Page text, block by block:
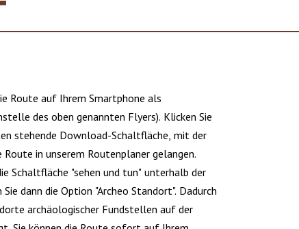
Route auf Ihrem Smartphone als
des oben genannten Flyers). Klicken Sie
stehende Download-Schaltfläche, mit der
Route in unserem Routenplaner gelangen.
Schaltfläche "sehen und tun" unterhalb der
dann die Option "Archeo Standort". Dadurch
archäologischer Fundstellen auf der